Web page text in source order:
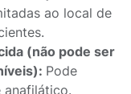
ao local de
(não pode ser
Pode
anafilático.